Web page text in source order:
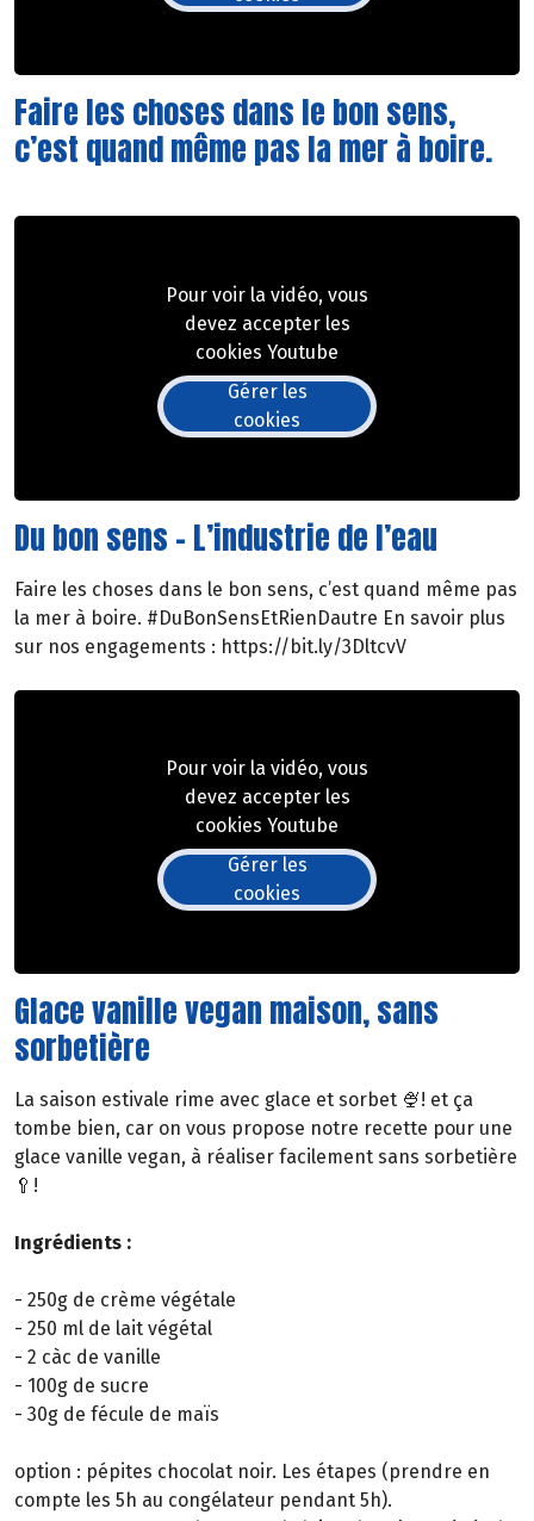
Faire les choses dans le bon sens,
c’est quand même pas la mer à boire.
Pour voir la vidéo, vous
devez accepter les
cookies Youtube
Gérer les
cookies
Du bon sens - L’industrie de l’eau
Faire les choses dans le bon sens, c’est quand même pas
la mer à boire. #DuBonSensEtRienDautre En savoir plus
sur nos engagements : https://bit.ly/3DltcvV
Pour voir la vidéo, vous
devez accepter les
cookies Youtube
Gérer les
cookies
Glace vanille vegan maison, sans
sorbetière
La saison estivale rime avec glace et sorbet 🍨! et ça
tombe bien, car on vous propose notre recette pour une
glace vanille vegan, à réaliser facilement sans sorbetière
🥄!
Ingrédients :
- 250g de crème végétale
- 250 ml de lait végétal
- 2 càc de vanille
- 100g de sucre
- 30g de fécule de maïs
option : pépites chocolat noir. Les étapes (prendre en
compte les 5h au congélateur pendant 5h).